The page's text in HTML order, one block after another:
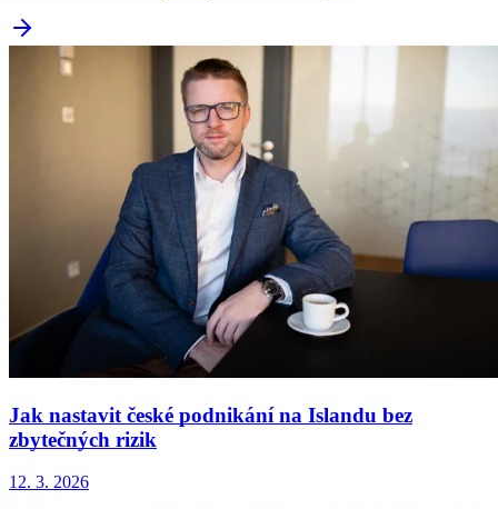
Jak nastavit české podnikání na Islandu bez
zbytečných rizik
12. 3. 2026